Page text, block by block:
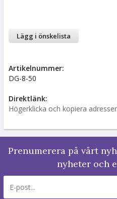
Lägg i önskelista
Artikelnummer:
DG-8-50
Direktlänk:
Högerklicka och kopiera
Prenumerera på vårt
nyheter och